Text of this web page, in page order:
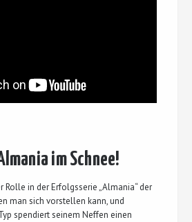
im Schnee!
Rolle in der Erfolgsserie „Almania“ der
man sich vorstellen kann, und
spendiert seinem Neffen einen